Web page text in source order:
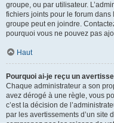
groupe, ou par utilisateur.
fichiers joints pour le forum
groupe peut en joindre.
pourquoi vous ne pouvez pas
Haut
Pourquoi ai-je reçu un
Chaque administrateur a son
avez dérogé à une règle, vous
c’est la décision de
par les avertissements d’un site